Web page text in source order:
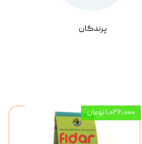
پرندگان
۱,۰۲۶,۰۰۰ تومان